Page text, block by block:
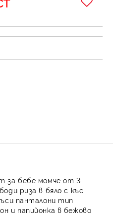
за бебе момче от 3
риза в бяло с къс
панталони тип
и папийонка в бежово